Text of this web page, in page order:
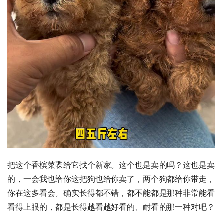
把这个香槟菜碟给它找个新家。这个也是卖的吗？这也是卖
的，一会我也给你这把狗也给你卖了，两个狗都给你带走，
你在这多看会。确实长得都不错，都不能都是那种非常能看
看得上眼的，都是长得越看越好看的、耐看的那一种对吧？